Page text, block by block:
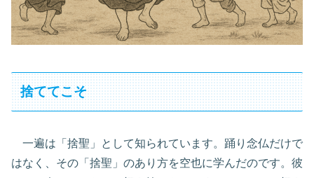
捨ててこそ
一遍は「捨聖」として知られています。踊り念仏だけで
はなく、その「捨聖」のあり方を空也に学んだのです。彼